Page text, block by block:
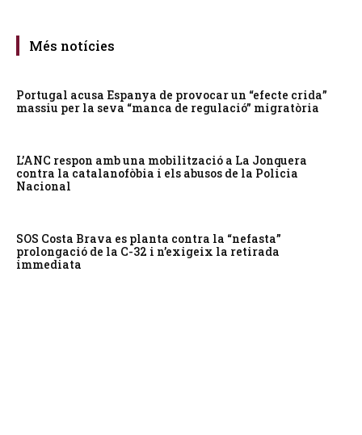
Més notícies
Portugal acusa Espanya de provocar un “efecte crida”
massiu per la seva “manca de regulació” migratòria
L’ANC respon amb una mobilització a La Jonquera
contra la catalanofòbia i els abusos de la Policia
Nacional
SOS Costa Brava es planta contra la “nefasta”
prolongació de la C-32 i n’exigeix la retirada
immediata